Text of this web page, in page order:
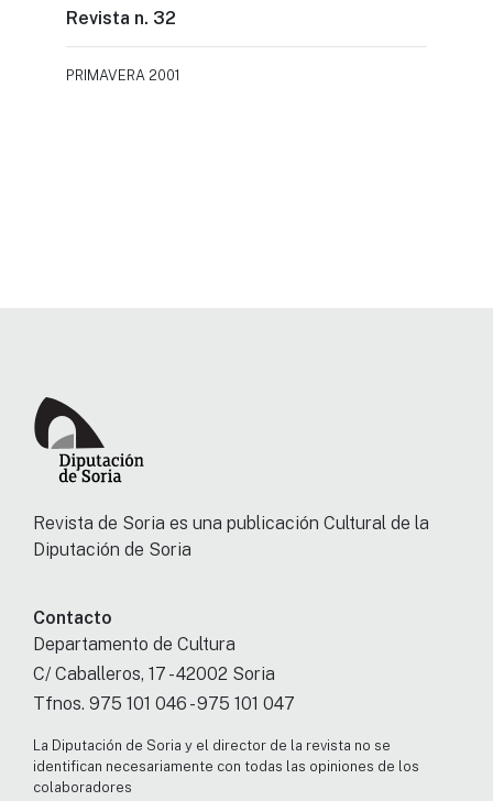
Revista n. 32
PRIMAVERA 2001
Revista de Soria es una publicación Cultural de la
Diputación de Soria
Contacto
Departamento de Cultura
C/ Caballeros, 17 - 42002 Soria
Tfnos. 975 101 046 - 975 101 047
La Diputación de Soria y el director de la revista no se
identifican necesariamente con todas las opiniones de los
colaboradores